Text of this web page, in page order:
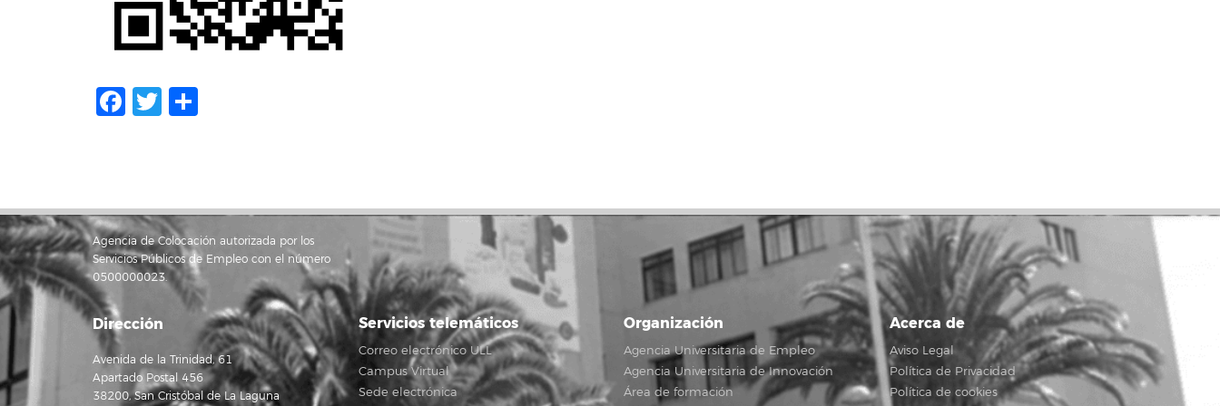
Facebook
Twitter
Agencia de Colocación autorizada por los
Servicios Públicos de Empleo con el número
0500000023.
Dirección
Avenida de la Trinidad, 61
Apartado Postal 456
38200, San Cristóbal de La Laguna
Servicios telemáticos
Correo electrónico ULL
Campus Virtual
Sede electrónica
Organización
Agencia Universitaria de Empleo
Agencia Universitaria de Innovación
Área de formación
Acerca de
Aviso Legal
Política de Privacidad
Política de cookies